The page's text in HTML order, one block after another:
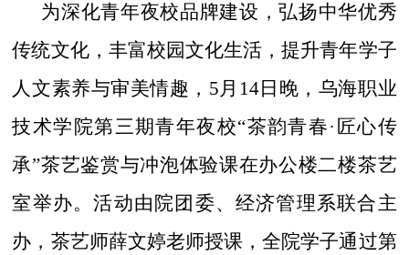
为深化青年夜校品牌建设，弘扬中华优秀
传统文化，丰富校园文化生活，提升青年学子
人文素养与审美情趣，5月14日晚，乌海职业
技术学院第三期青年夜校“茶韵青春·匠心传
承”茶艺鉴赏与冲泡体验课在办公楼二楼茶艺
室举办。活动由院团委、经济管理系联合主
办，茶艺师薛文婷老师授课，全院学子通过第